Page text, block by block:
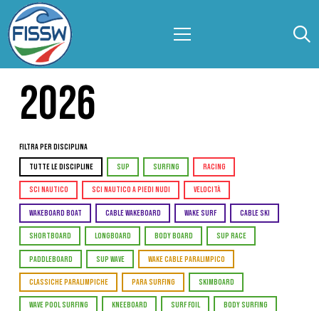
2026
Filtra per Disciplina
TUTTE LE DISCIPLINE SUP SURFING RACING
SCI NAUTICO SCI NAUTICO A PIEDI NUDI VELOCITÀ
WAKEBOARD BOAT CABLE WAKEBOARD WAKE SURF CABLE SKI
SHORTBOARD LONGBOARD BODY BOARD SUP RACE
PADDLEBOARD SUP WAVE WAKE CABLE PARALIMPICO
CLASSICHE PARALIMPICHE PARA SURFING SKIMBOARD
WAVE POOL SURFING KNEEBOARD SURF FOIL BODY SURFING